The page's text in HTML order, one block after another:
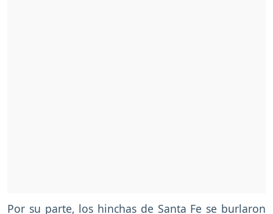
Por su parte, los hinchas de Santa Fe se burlaron